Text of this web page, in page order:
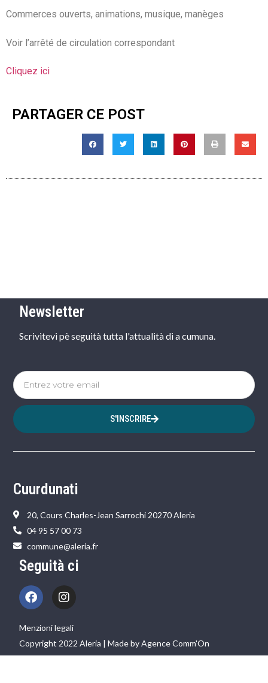
Commerces ouverts, animations, musique, manèges
Voir l’arrêté de circulation correspondant
Cliquez ici
PARTAGER CE POST
Newsletter
Scrivitevi pè seguità tutta l'attualità di a cumuna.
S'INSCRIRE
Cuurdunati
20, Cours Charles-Jean Sarrochi 20270 Aleria
04 95 57 00 73
commune@aleria.fr
Seguità ci
Menzioni legali
Copyright 2022 Aleria | Made by Agence Comm'On